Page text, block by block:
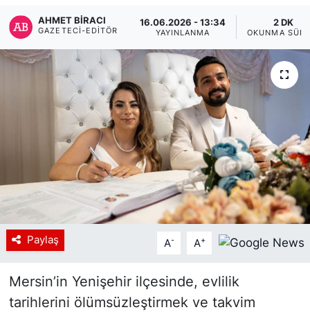
AHMET BIRACI
GAZETECI-EDITÖR
16.06.2026 - 13:34
YAYINLANMA
2 DK
OKUNMA
Paylaş A- A+
Mersin’in Yenişehir ilçesinde, evlilik
tarihlerini ölümsüzleştirmek ve takvim
MAGAZİN
SAĞLIK
Siyaset
YEREL HABER
Haberde insan
Son Dakika Haberleri
Haber Arşivi